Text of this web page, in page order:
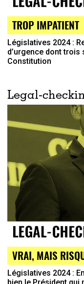
TROP IMPATIENT
Législatives 2024 :
d’urgence dont
Constitution
Legal-
VRAI, MAIS
Législatives 2024 :